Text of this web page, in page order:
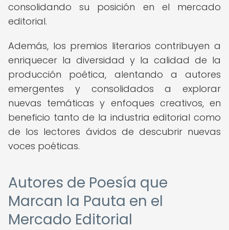
consolidando su posición en el mercado
editorial.
Además, los premios literarios contribuyen a
enriquecer la diversidad y la calidad de la
producción poética, alentando a autores
emergentes y consolidados a explorar
nuevas temáticas y enfoques creativos, en
beneficio tanto de la industria editorial como
de los lectores ávidos de descubrir nuevas
voces poéticas.
Autores de Poesía que
Marcan la Pauta en el
Mercado Editorial